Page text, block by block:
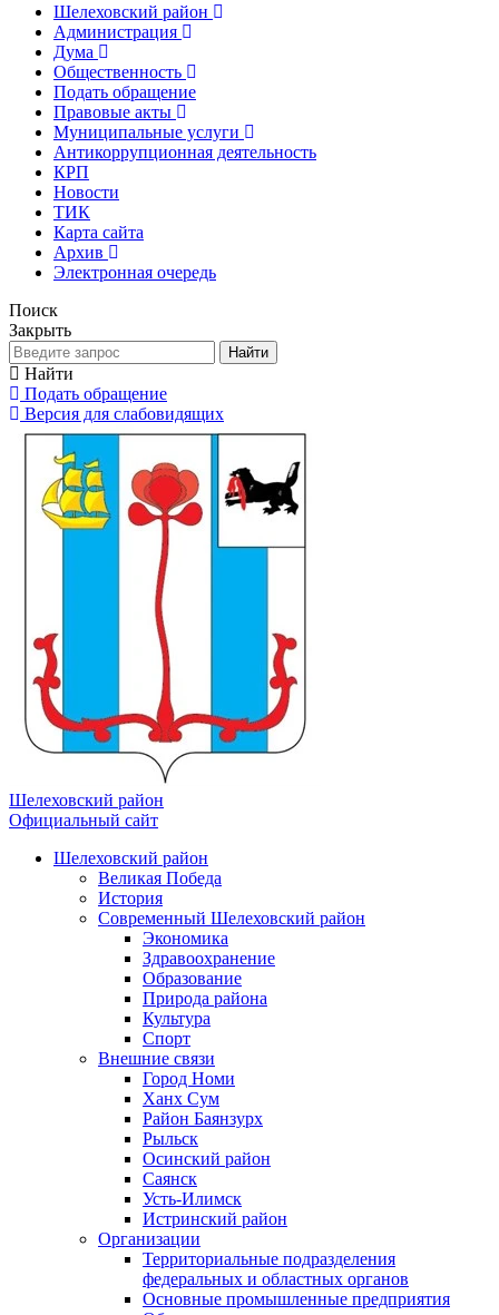
Шелеховский район
Администрация
Дума
Общественность
Подать обращение
Правовые акты
Муниципальные услуги
Антикоррупционная деятельность
КРП
Новости
ТИК
Карта сайта
Архив
Электронная очередь
Поиск
Закрыть
Найти
Найти
Подать обращение
Версия для слабовидящих
Шелеховский район
Официальный сайт
Шелеховский район
Великая Победа
История
Современный Шелеховский район
Экономика
Здравоохранение
Образование
Природа района
Культура
Спорт
Внешние связи
Город Номи
Ханх Сум
Район Баянзурх
Рыльск
Осинский район
Саянск
Усть-Илимск
Истринский район
Организации
Территориальные подразделения
федеральных и областных органов
Основные промышленные предприятия